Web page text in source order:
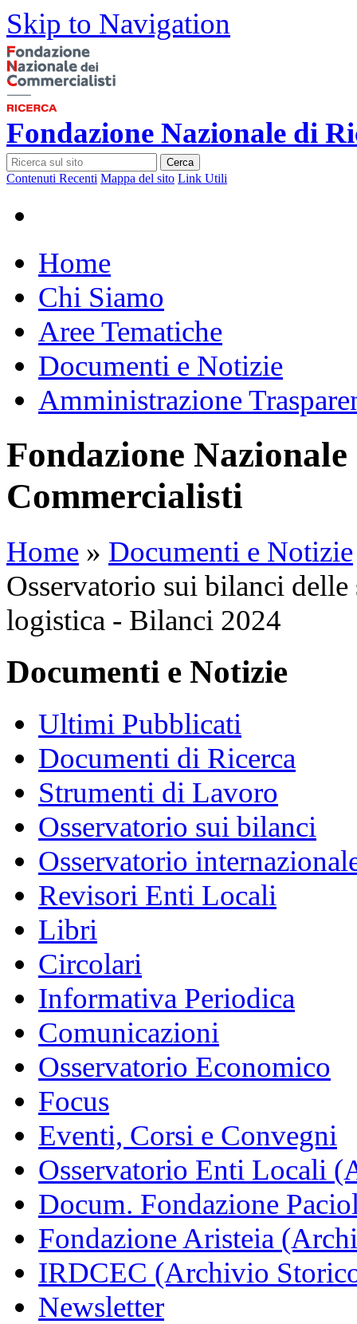
Skip to Navigation
Fondazione Nazionale di
Cerca
Contenuti Recenti Mappa del sito Link Utili
Home
Chi Siamo
Aree Tematiche
Documenti e Notizie
Amministrazione
Fondazione
Commercialisti
Home » Documenti e Notizie
Osservatorio sui bilanci
logistica - Bilanci 2024
Documenti e Notizie
Ultimi Pubblicati
Documenti di Ricerca
Strumenti di Lavoro
Osservatorio sui bilanci
Osservatorio
Revisori Enti Locali
Libri
Circolari
Informativa Periodica
Comunicazioni
Osservatorio Economico
Focus
Eventi, Corsi e Convegni
Osservatorio Enti Locali
Docum. Fondazione
Fondazione Aristeia
IRDCEC (Archivio
Newsletter